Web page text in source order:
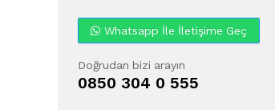
Whatsapp İle İletişime Geç
Doğrudan bizi arayın
0850 304 0 555